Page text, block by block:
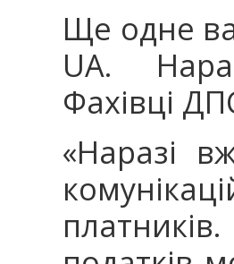
Ще одне
UA.
Фахівці
«Наразі